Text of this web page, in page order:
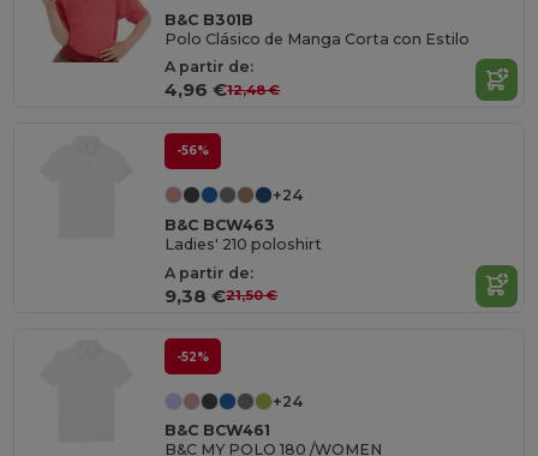
B&C B301B
Polo Clásico de Manga Corta con Estilo
A partir de:
4,96 €12,48 €
-56%
+24
B&C BCW463
Ladies' 210 poloshirt
A partir de:
9,38 €21,50 €
-52%
+24
B&C BCW461
B&C MY POLO 180 /WOMEN